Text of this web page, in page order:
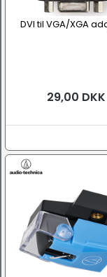
DVI til VGA/XGA
29,00 DKK